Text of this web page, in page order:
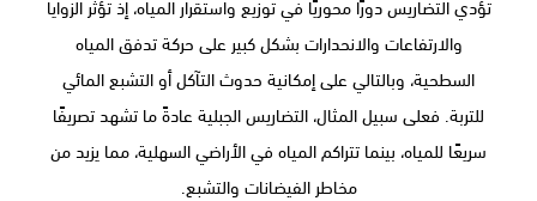
تؤدي التضاريس دورًا محوريًا في توزيع واستقرار المياه، إذ تؤثر الزوايا
والارتفاعات والانحدارات بشكل كبير على حركة تدفق المياه
السطحية، وبالتالي على إمكانية حدوث التآكل أو التشبع المائي
للتربة. فعلى سبيل المثال، التضاريس الجبلية عادةً ما تشهد تصريفًا
سريعًا للمياه، بينما تتراكم المياه في الأراضي السهلية، مما يزيد من
مخاطر الفيضانات والتشبع.